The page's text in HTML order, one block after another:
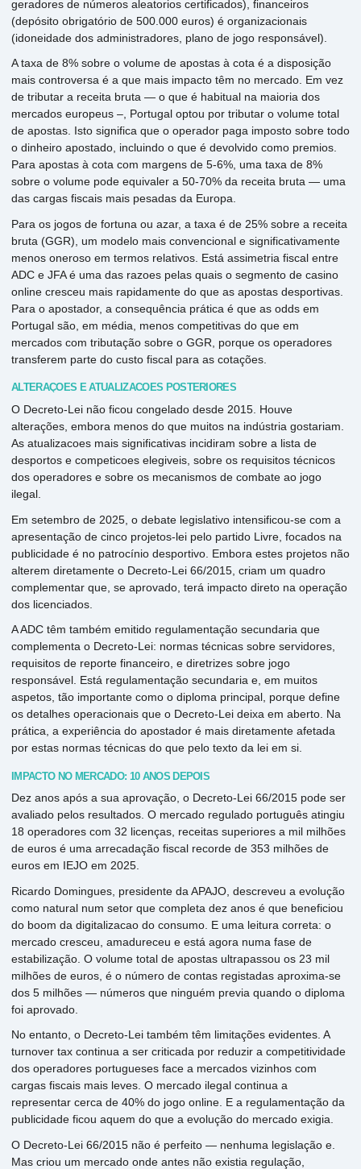
geradores de números aleatorios certificados), financeiros
(depósito obrigatório de 500.000 euros) é organizacionais
(idoneidade dos administradores, plano de jogo responsável).
A taxa de 8% sobre o volume de apostas à cota é a disposição
mais controversa é a que mais impacto têm no mercado. Em vez
de tributar a receita bruta — o que é habitual na maioria dos
mercados europeus –, Portugal optou por tributar o volume total
de apostas. Isto significa que o operador paga imposto sobre todo
o dinheiro apostado, incluindo o que é devolvido como premios.
Para apostas à cota com margens de 5-6%, uma taxa de 8%
sobre o volume pode equivaler a 50-70% da receita bruta — uma
das cargas fiscais mais pesadas da Europa.
Para os jogos de fortuna ou azar, a taxa é de 25% sobre a receita
bruta (GGR), um modelo mais convencional e significativamente
menos oneroso em termos relativos. Está assimetria fiscal entre
ADC e JFA é uma das razoes pelas quais o segmento de casino
online cresceu mais rapidamente do que as apostas desportivas.
Para o apostador, a consequência prática é que as odds em
Portugal são, em média, menos competitivas do que em
mercados com tributação sobre o GGR, porque os operadores
transferem parte do custo fiscal para as cotações.
ALTERAÇÕES E ATUALIZACOES POSTERIORES
O Decreto-Lei não ficou congelado desde 2015. Houve
alterações, embora menos do que muitos na indústria gostariam.
As atualizacoes mais significativas incidiram sobre a lista de
desportos e competicoes elegiveis, sobre os requisitos técnicos
dos operadores e sobre os mecanismos de combate ao jogo
ilegal.
Em setembro de 2025, o debate legislativo intensificou-se com a
apresentação de cinco projetos-lei pelo partido Livre, focados na
publicidade é no patrocínio desportivo. Embora estes projetos não
alterem diretamente o Decreto-Lei 66/2015, criam um quadro
complementar que, se aprovado, terá impacto direto na operação
dos licenciados.
A ADC têm também emitido regulamentação secundaria que
complementa o Decreto-Lei: normas técnicas sobre servidores,
requisitos de reporte financeiro, e diretrizes sobre jogo
responsável. Está regulamentação secundaria e, em muitos
aspetos, tão importante como o diploma principal, porque define
os detalhes operacionais que o Decreto-Lei deixa em aberto. Na
prática, a experiência do apostador é mais diretamente afetada
por estas normas técnicas do que pelo texto da lei em si.
IMPACTO NO MERCADO: 10 ANOS DEPOIS
Dez anos após a sua aprovação, o Decreto-Lei 66/2015 pode ser
avaliado pelos resultados. O mercado regulado português atingiu
18 operadores com 32 licenças, receitas superiores a mil milhões
de euros é uma arrecadação fiscal recorde de 353 milhões de
euros em IEJO em 2025.
Ricardo Domingues, presidente da APAJO, descreveu a evolução
como natural num setor que completa dez anos é que beneficiou
do boom da digitalizacao do consumo. E uma leitura correta: o
mercado cresceu, amadureceu e está agora numa fase de
estabilização. O volume total de apostas ultrapassou os 23 mil
milhões de euros, é o número de contas registadas aproxima-se
dos 5 milhões — números que ninguém previa quando o diploma
foi aprovado.
No entanto, o Decreto-Lei também têm limitações evidentes. A
turnover tax continua a ser criticada por reduzir a competitividade
dos operadores portugueses face a mercados vizinhos com
cargas fiscais mais leves. O mercado ilegal continua a
representar cerca de 40% do jogo online. E a regulamentação da
publicidade ficou aquem do que a evolução do mercado exigia.
O Decreto-Lei 66/2015 não é perfeito — nenhuma legislação e.
Mas criou um mercado onde antes não existia regulação,